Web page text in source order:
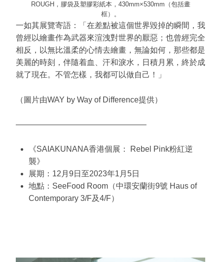
ROUGH ，膠袋及塑膠彩紙本，430mm×530mm（包括畫
框）。
一如其展覽寄語：「在差點被這個世界毀掉的瞬間，我
曾經以繪畫作為武器來渲洩對世界的厭惡；也曾經完全
相反，以無比溫柔的心情去繪畫，無論如何，那些都是
美麗的時刻，伴隨着血、汗和淚水，日積月累，終於成
就了現在。不管怎樣，我都可以做自己！」
（圖片由WAY by Way of Difference提供）
————————————————–
《SAIAKUNANA香港個展： Rebel Pink粉紅逆
襲》
展期：12月9日至2023年1月5日
地點：SeeFood Room（中環安蘭街9號 Haus of
Contemporary 3/F及4/F）